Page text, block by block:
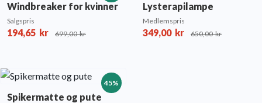
Windbreaker for kvinner
Salgspris
194,65 kr 699,00kr
Lysterapilampe
Medlemspris
349,00 kr 650,00kr
45%
Spikermatte og pute